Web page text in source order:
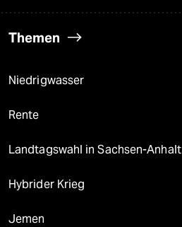
Themen
Niedrigwasser
Rente
Landtagswahl in Sachsen-Anhalt
Hybrider Krieg
Jemen